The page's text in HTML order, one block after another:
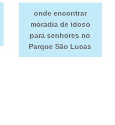
onde encontrar
moradia de idoso
para senhores no
Parque São Lucas